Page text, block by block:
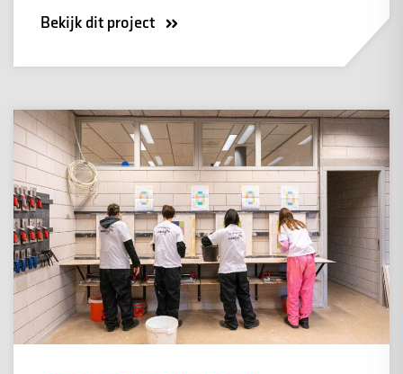
Bekijk dit project